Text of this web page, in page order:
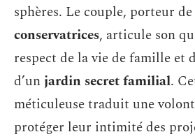
sphères. Le couple, porteur de
conservatrices, articule son
respect de la vie de famille et
d’unjardin secret familial.
méticuleuse traduit une
protéger leur intimité des